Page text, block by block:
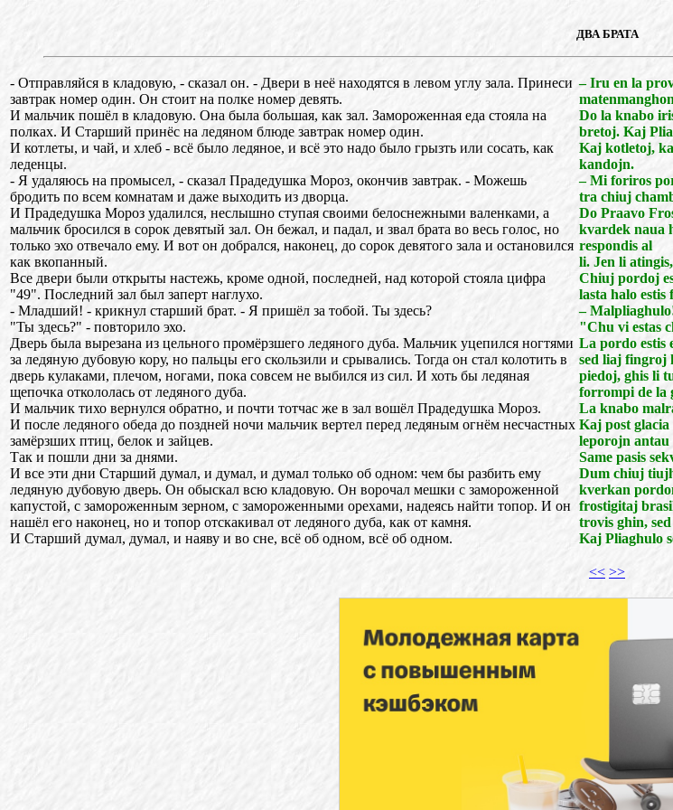
ДВА БРАТА
- Отправляйся в кладовую, - сказал он. - Двери в неё находятся в левом углу зала. Принеси
завтрак номер один. Он стоит на полке номер девять.
И мальчик пошёл в кладовую. Она была большая, как зал. Замороженная еда стояла на
полках. И Старший принёс на ледяном блюде завтрак номер один.
И котлеты, и чай, и хлеб - всё было ледяное, и всё это надо было грызть или сосать, как
леденцы.
- Я удаляюсь на промысел, - сказал Прадедушка Мороз, окончив завтрак. - Можешь
бродить по всем комнатам и даже выходить из дворца.
И Прадедушка Мороз удалился, неслышно ступая своими белоснежными валенками, а
мальчик бросился в сорок девятый зал. Он бежал, и падал, и звал брата во весь голос, но
только эхо отвечало ему. И вот он добрался, наконец, до сорок девятого зала и остановился
как вкопанный.
Все двери были открыты настежь, кроме одной, последней, над которой стояла цифра
"49". Последний зал был заперт наглухо.
- Младший! - крикнул старший брат. - Я пришёл за тобой. Ты здесь?
"Ты здесь?" - повторило эхо.
Дверь была вырезана из цельного промёрзшего ледяного дуба. Мальчик уцепился ногтями
за ледяную дубовую кору, но пальцы его скользили и срывались. Тогда он стал колотить в
дверь кулаками, плечом, ногами, пока совсем не выбился из сил. И хоть бы ледяная
щепочка откололась от ледяного дуба.
И мальчик тихо вернулся обратно, и почти тотчас же в зал вошёл Прадедушка Мороз.
И после ледяного обеда до поздней ночи мальчик вертел перед ледяным огнём несчастных
замёрзших птиц, белок и зайцев.
Так и пошли дни за днями.
И все эти дни Старший думал, и думал, и думал только об одном: чем бы разбить ему
ледяную дубовую дверь. Он обыскал всю кладовую. Он ворочал мешки с замороженной
капустой, с замороженным зерном, с замороженными орехами, надеясь найти топор. И он
нашёл его наконец, но и топор отскакивал от ледяного дуба, как от камня.
И Старший думал, думал, и наяву и во сне, всё об одном, всё об одном.
– Iru en la
Do la knabo
bretoj. Kaj
Kaj kotletoj,
kandojn.
– Mi foriros
tra chiuj
Do Praavo
kvardek naua
respondis al
li. Jen li
Chiuj pordoj
lasta halo estis
–
"Chu vi estas
La pordo estis
sed liaj fingroj
piedoj, ghis li
forrompi de la
La knabo
Kaj post
leporojn antau
Same pasis
Dum chiuj
kverkan
frostigitaj
trovis ghin,
Kaj Pliaghulo
<< >>